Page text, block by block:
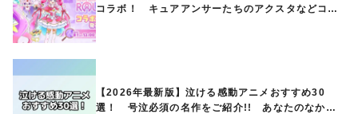
コラボ！ キュアアンサーたちのアクスタなどコラ
【2026年最新版】泣ける感動アニメおすすめ30
選！ 号泣必須の名作をご紹介!! あなたのなかの